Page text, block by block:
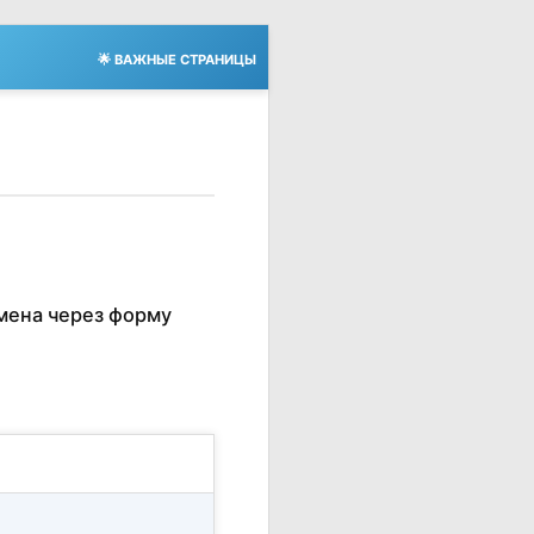
🌟 ВАЖНЫЕ СТРАНИЦЫ
через форму